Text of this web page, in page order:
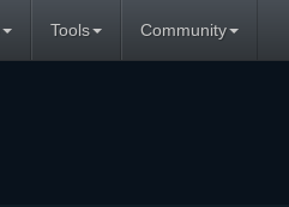
Tools Community